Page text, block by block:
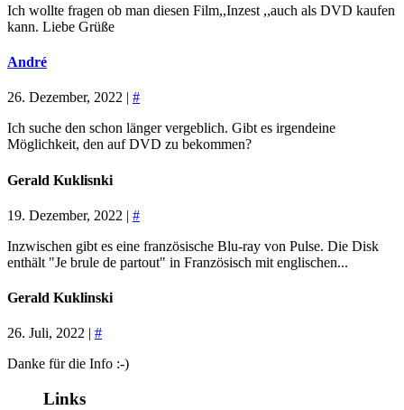
Ich wollte fragen ob man diesen Film,,Inzest ,,auch als DVD kaufen
kann. Liebe Grüße
André
26. Dezember, 2022 | #
Ich suche den schon länger vergeblich. Gibt es irgendeine
Möglichkeit, den auf DVD zu bekommen?
Gerald Kuklisnki
19. Dezember, 2022 | #
Inzwischen gibt es eine französische Blu-ray von Pulse. Die Disk
enthält "Je brule de partout" in Französisch mit englischen...
Gerald Kuklinski
26. Juli, 2022 | #
Danke für die Info :-)
Links